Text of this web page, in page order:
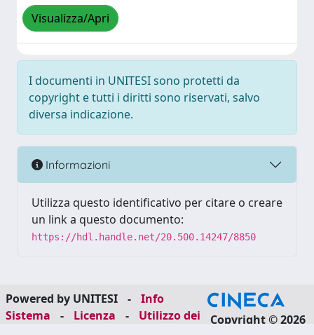
Visualizza/Apri
I documenti in UNITESI sono protetti da
copyright e tutti i diritti sono riservati, salvo
diversa indicazione.
Informazioni
Utilizza questo identificativo per citare o creare
un link a questo documento:
https://hdl.handle.net/20.500.14247/8850
Powered by UNITESI -
Info
Sistema
- Licenza -
Utilizzo dei
Copyright © 2026